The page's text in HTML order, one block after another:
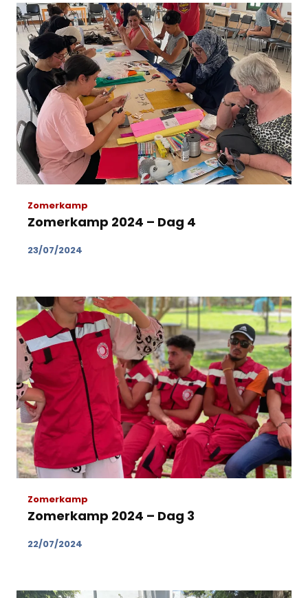
Zomerkamp
Zomerkamp 2024 – Dag 4
23/07/2024
Zomerkamp
Zomerkamp 2024 – Dag 3
22/07/2024